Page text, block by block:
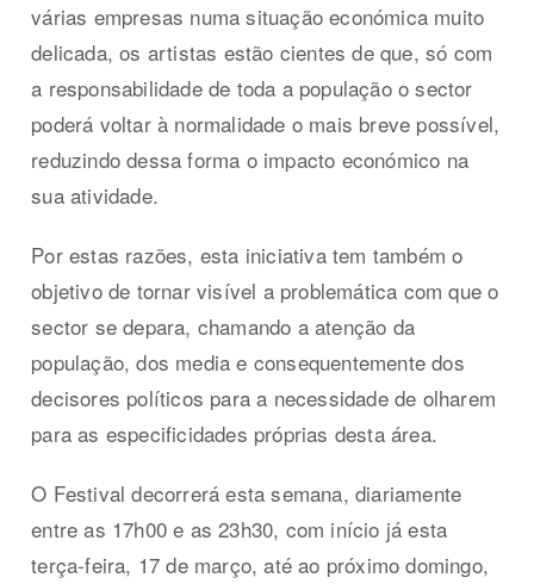
várias empresas numa situação económica muito
delicada, os artistas estão cientes de que, só com
a responsabilidade de toda a população o sector
poderá voltar à normalidade o mais breve possível,
reduzindo dessa forma o impacto económico na
sua atividade.
Por estas razões, esta iniciativa tem também o
objetivo de tornar visível a problemática com que o
sector se depara, chamando a atenção da
população, dos media e consequentemente dos
decisores políticos para a necessidade de olharem
para as especificidades próprias desta área.
O Festival decorrerá esta semana, diariamente
entre as 17h00 e as 23h30, com início já esta
terça-feira, 17 de março, até ao próximo domingo,